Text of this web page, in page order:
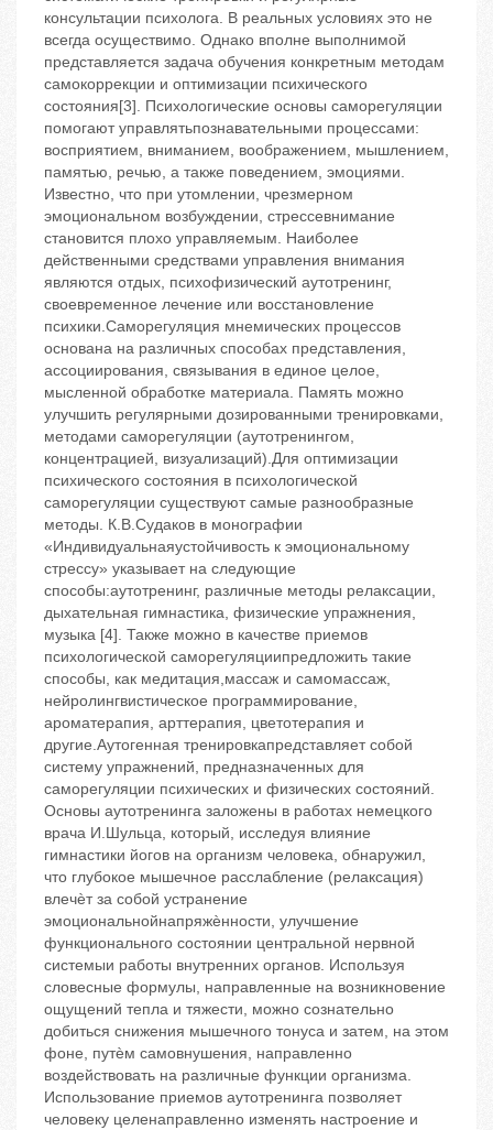
консультации психолога. В реальных условиях это не
всегда осуществимо. Однако вполне выполнимой
представляется задача обучения конкретным методам
самокоррекции и оптимизации психического
состояния[3]. Психологические основы саморегуляции
помогают управлятьпознавательными процессами:
восприятием, вниманием, воображением, мышлением,
памятью, речью, а также поведением, эмоциями.
Известно, что при утомлении, чрезмерном
эмоциональном возбуждении, стрессевнимание
становится плохо управляемым. Наиболее
действенными средствами управления внимания
являются отдых, психофизический аутотренинг,
своевременное лечение или восстановление
психики.Саморегуляция мнемических процессов
основана на различных способах представления,
ассоциирования, связывания в единое целое,
мысленной обработке материала. Память можно
улучшить регулярными дозированными тренировками,
методами саморегуляции (аутотренингом,
концентрацией, визуализаций).Для оптимизации
психического состояния в психологической
саморегуляции существуют самые разнообразные
методы. К.В.Судаков в монографии
«Индивидуальнаяустойчивость к эмоциональному
стрессу» указывает на следующие
способы:аутотренинг, различные методы релаксации,
дыхательная гимнастика, физические упражнения,
музыка [4]. Также можно в качестве приемов
психологической саморегуляциипредложить такие
способы, как медитация,массаж и самомассаж,
нейролингвистическое программирование,
ароматерапия, арттерапия, цветотерапия и
другие.Аутогенная тренировкапредставляет собой
систему упражнений, предназначенных для
саморегуляции психических и физических состояний.
Основы аутотренинга заложены в работах немецкого
врача И.Шульца, который, исследуя влияние
гимнастики йогов на организм человека, обнаружил,
что глубокое мышечное расслабление (релаксация)
влечѐт за собой устранение
эмоциональнойнапряжѐнности, улучшение
функционального состоянии центральной нервной
системыи работы внутренних органов. Используя
словесные формулы, направленные на возникновение
ощущений тепла и тяжести, можно сознательно
добиться снижения мышечного тонуса и затем, на этом
фоне, путѐм самовнушения, направленно
воздействовать на различные функции организма.
Использование приемов аутотренинга позволяет
человеку целенаправленно изменять настроение и